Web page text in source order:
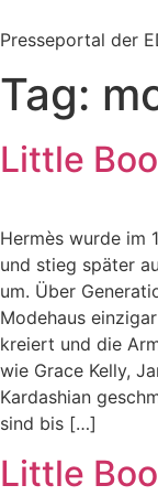
Inhalt
Presseportal der
Tag:
Little
Hermès wurde im
und stieg später
um. Über
Modehaus
kreiert und die
wie Grace Kelly,
Kardashian
sind bis […]
Little